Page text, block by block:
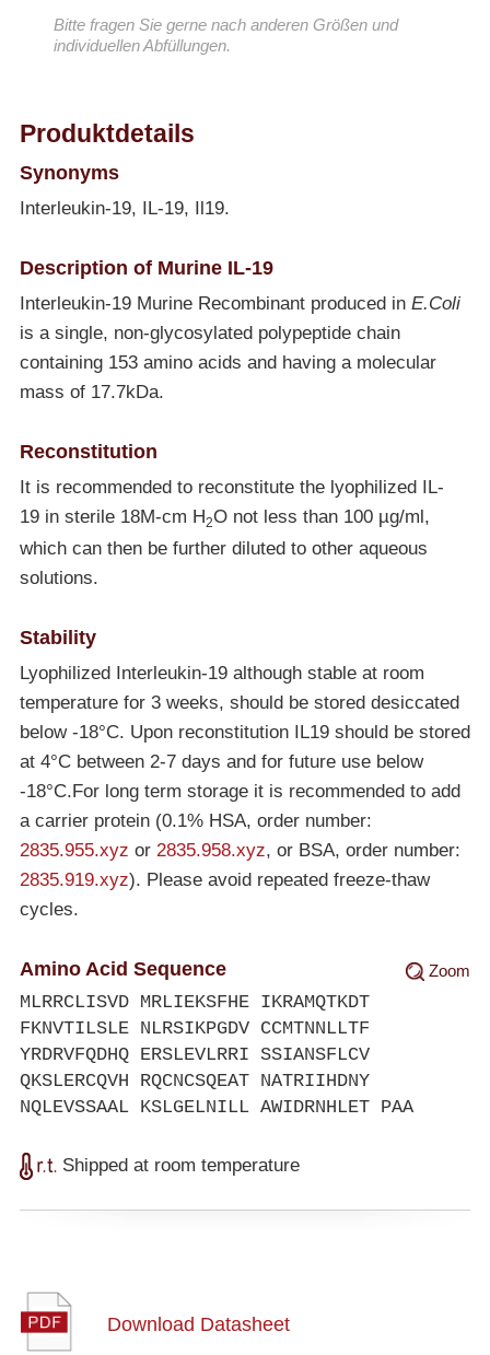
Bitte fragen Sie gerne nach anderen Größen und
individuellen Abfüllungen.
Produktdetails
Synonyms
Interleukin-19, IL-19, Il19.
Description of Murine IL-19
Interleukin-19 Murine Recombinant produced in E.Coli
is a single, non-glycosylated polypeptide chain
containing 153 amino acids and having a molecular
mass of 17.7kDa.
Reconstitution
It is recommended to reconstitute the lyophilized IL-
19 in sterile 18M-cm H2O not less than 100 µg/ml,
which can then be further diluted to other aqueous
solutions.
Stability
Lyophilized Interleukin-19 although stable at room
temperature for 3 weeks, should be stored desiccated
below -18°C. Upon reconstitution IL19 should be stored
at 4°C between 2-7 days and for future use below
-18°C.For long term storage it is recommended to add
a carrier protein (0.1% HSA, order number:
2835.955.xyz or 2835.958.xyz, or BSA, order number:
2835.919.xyz). Please avoid repeated freeze-thaw
cycles.
Zoom
Amino Acid Sequence
MLRRCLISVD MRLIEKSFHE IKRAMQTKDT
FKNVTILSLE NLRSIKPGDV CCMTNNLLTF
YRDRVFQDHQ ERSLEVLRRI SSIANSFLCV
QKSLERCQVH RQCNCSQEAT NATRIIHDNY
NQLEVSSAAL KSLGELNILL AWIDRNHLET PAA
Shipped at room temperature
Download Datasheet